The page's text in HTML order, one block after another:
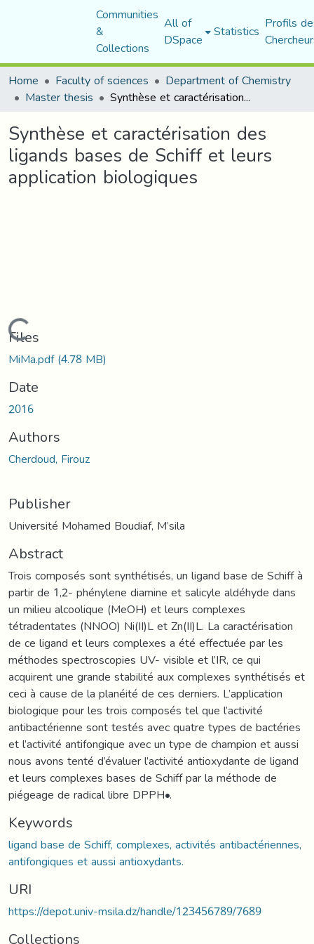
Communities
&
Collections
All of
DSpace Statistics Profils
Home
Faculty of sciences Department of Chemistry
Master thesis Synthèse et caractérisation des ligands bases de Schiff et leurs application biologiques
Synthèse et caractérisation des
ligands bases de Schiff et leurs
application biologiques
Loading...
Files
MiMa.pdf(4.78 MB)
Date
2016
Authors
Cherdoud, Firouz
Publisher
Université Mohamed Boudiaf, M’sila
Abstract
Trois composés sont synthétisés, un ligand base de Schiff à
partir de 1,2- phénylene diamine et salicyle aldéhyde dans
un milieu alcoolique (MeOH) et leurs complexes
tétradentates (NNOO) Ni(II)L et Zn(II)L. La caractérisation
de ce ligand et leurs complexes a été effectuée par les
méthodes spectroscopies UV- visible et l’IR, ce qui
acquirent une grande stabilité aux complexes synthétisés et
ceci à cause de la planéité de ces derniers. L’application
biologique pour les trois composés tel que l’activité
antibactérienne sont testés avec quatre types de bactéries
et l’activité antifongique avec un type de champion et aussi
nous avons tenté d’évaluer l’activité antioxydante de ligand
et leurs complexes bases de Schiff par la méthode de
piégeage de radical libre DPPH•.
Keywords
ligand base de Schiff, complexes, activités antibactériennes,
antifongiques et aussi antioxydants.
URI
https://depot.univ-msila.dz/handle/123456789/7689